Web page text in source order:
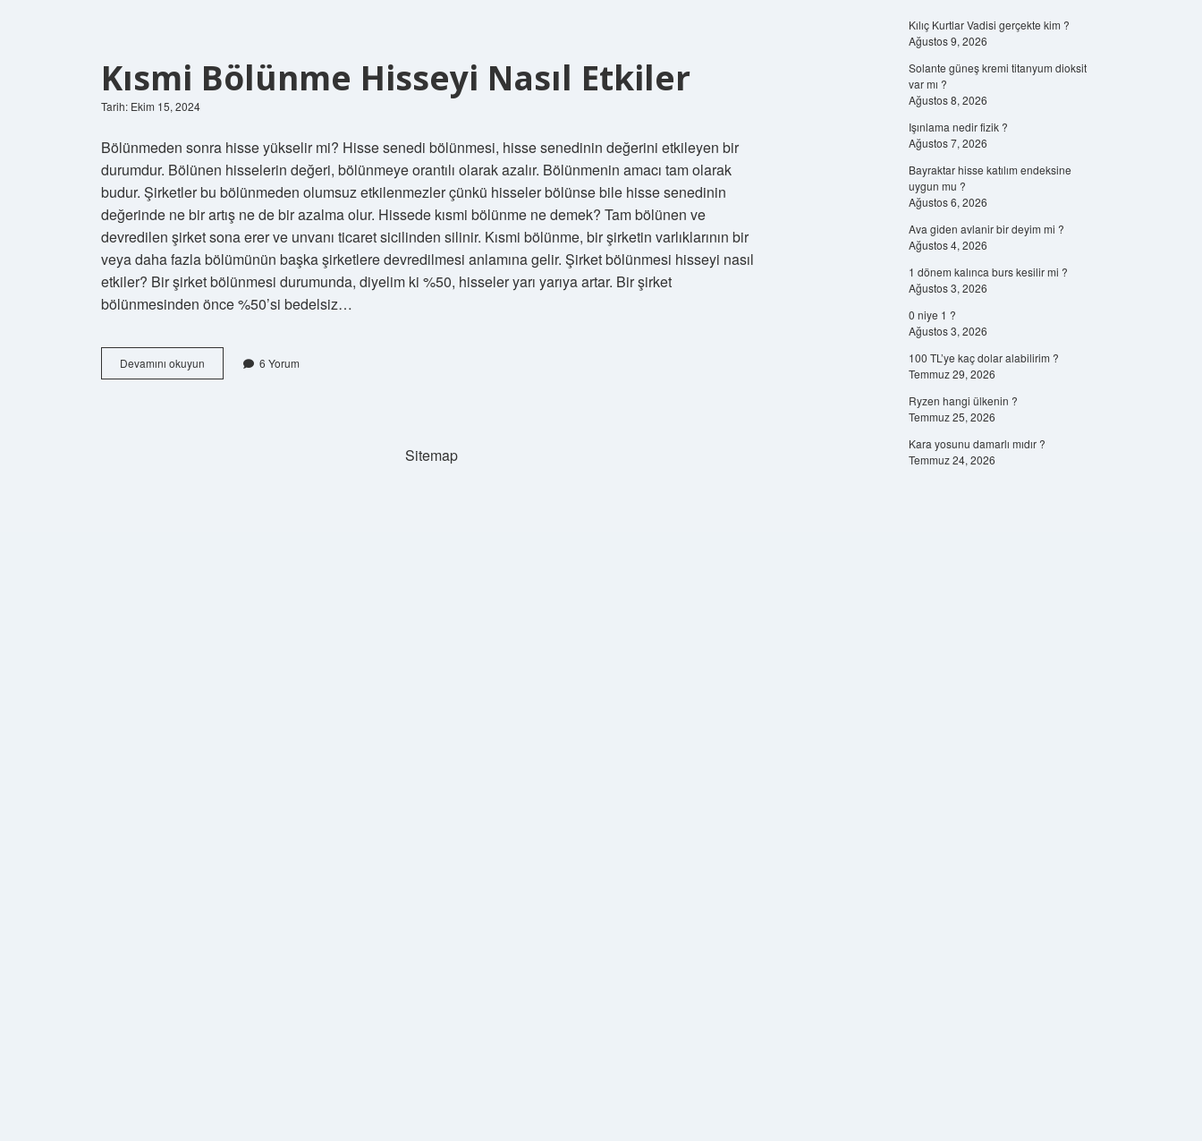
Kısmi Bölünme Hisseyi Nasıl Etkiler
Tarih: Ekim 15, 2024
Bölünmeden sonra hisse yükselir mi? Hisse senedi bölünmesi, hisse senedinin değerini etkileyen bir
durumdur. Bölünen hisselerin değeri, bölünmeye orantılı olarak azalır. Bölünmenin amacı tam olarak
budur. Şirketler bu bölünmeden olumsuz etkilenmezler çünkü hisseler bölünse bile hisse senedinin
değerinde ne bir artış ne de bir azalma olur. Hissede kısmi bölünme ne demek? Tam bölünen ve
devredilen şirket sona erer ve unvanı ticaret sicilinden silinir. Kısmi bölünme, bir şirketin varlıklarının bir
veya daha fazla bölümünün başka şirketlere devredilmesi anlamına gelir. Şirket bölünmesi hisseyi nasıl
etkiler? Bir şirket bölünmesi durumunda, diyelim ki %50, hisseler yarı yarıya artar. Bir şirket
bölünmesinden önce %50’si bedelsiz…
Devamını okuyun
Bölünme
6 Yorum
Sitemap
Kılıç Kurtlar Vadisi gerçekte kim ?
Ağustos 9, 2026
Solante güneş kremi titanyum dioksit
var mı ?
Ağustos 8, 2026
Işınlama nedir fizik ?
Ağustos 7, 2026
Bayraktar hisse katılım endeksine
uygun mu ?
Ağustos 6, 2026
Ava giden avlanir bir deyim mi ?
Ağustos 4, 2026
1 dönem kalınca burs kesilir mi ?
Ağustos 3, 2026
0 niye 1 ?
Ağustos 3, 2026
100 TL’ye kaç dolar alabilirim ?
Temmuz 29, 2026
Ryzen hangi ülkenin ?
Temmuz 25, 2026
Kara yosunu damarlı mıdır ?
Temmuz 24, 2026